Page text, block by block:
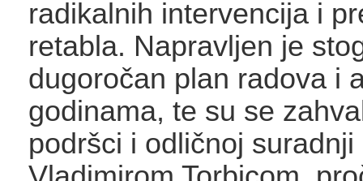
radikalnih intervencija i
retabla. Napravljen je
dugoročan plan radova i
godinama, te su se
podršci i odličnoj suradnji